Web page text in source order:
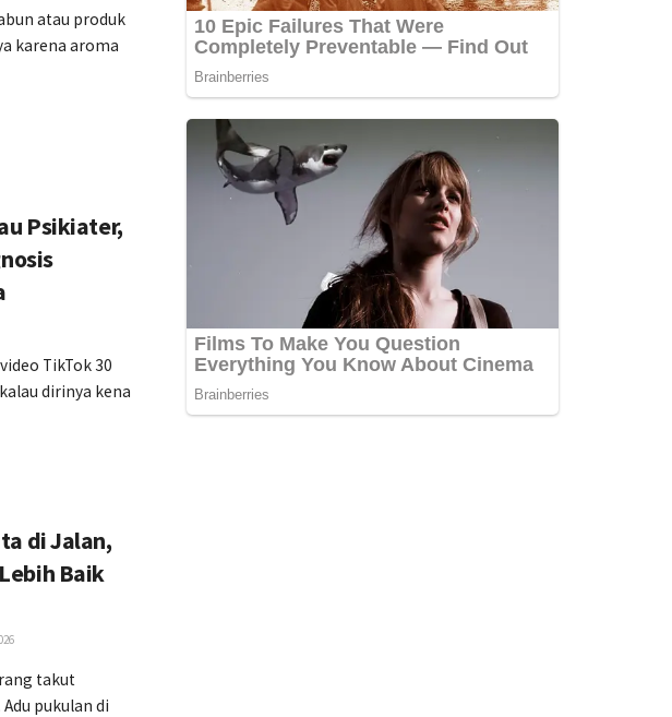
atau produk
karena aroma
Psikiater,
TikTok 30
dirinya kena
di Jalan,
Baik
takut
pukulan di